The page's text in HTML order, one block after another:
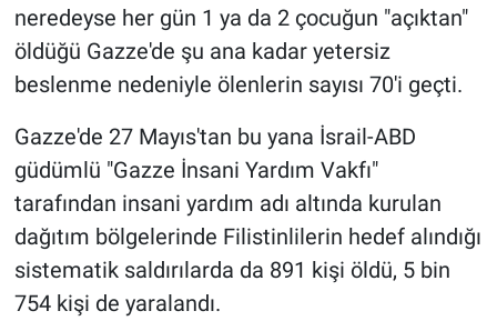
neredeyse her gün 1 ya da 2 çocuğun "açıktan"
öldüğü Gazze'de şu ana kadar yetersiz
beslenme nedeniyle ölenlerin sayısı 70'i geçti.
Gazze'de 27 Mayıs'tan bu yana İsrail-ABD
güdümlü "Gazze İnsani Yardım Vakfı"
tarafından insani yardım adı altında kurulan
dağıtım bölgelerinde Filistinlilerin hedef alındığı
sistematik saldırılarda da 891 kişi öldü, 5 bin
754 kişi de yaralandı.